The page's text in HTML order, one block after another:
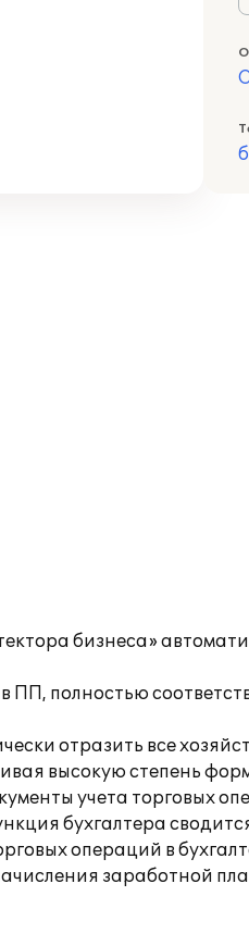
бизнеса»
полностью
отразить все
высокую степень
учета торговых
бухгалтера
операций в
заработной